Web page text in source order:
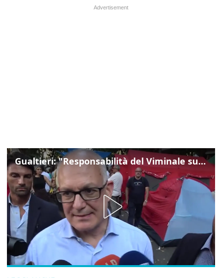
Gualtieri: "Responsabilità del Viminale su Spin Time? La posizione dei partiti è nota"